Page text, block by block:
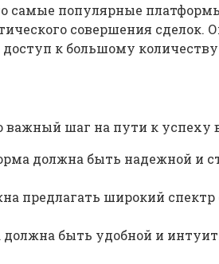
самые популярные
совершения
к большому
шаг на пути к
должна быть надежной и
предлагать широкий
быть удобной и